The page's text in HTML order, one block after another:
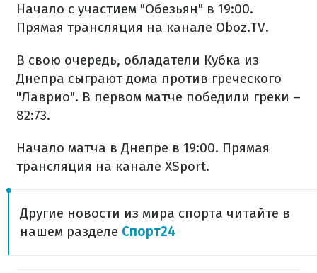
Начало с участием "Обезьян" в 19:00.
Прямая трансляция на канале Oboz.TV.
В свою очередь, обладатели Кубка из
Днепра сыграют дома против греческого
"Лаврио". В первом матче победили греки –
82:73.
Начало матча в Днепре в 19:00. Прямая
трансляция на канале XSport.
Другие новости из мира спорта читайте в
нашем разделе Спорт24